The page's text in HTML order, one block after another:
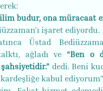
budur, ona müracaat
işaret ediyordu.
Üstad
ağladı ve “Ben o
dedi. Beni
kabul